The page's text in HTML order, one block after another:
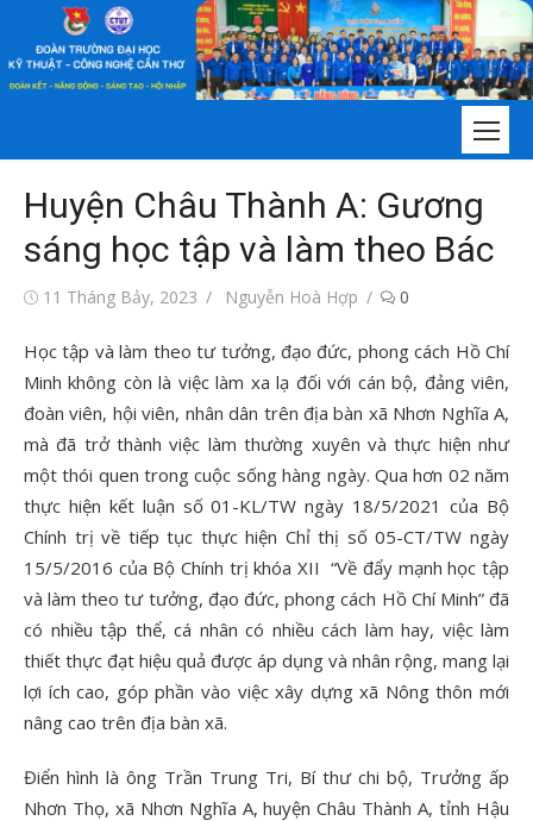
nội
Huyện Châu Thành A: Gương
sáng học tập và làm theo Bác
Đăng11 Tháng Bảy, 2023
Tác
Nguyễn Hoà Hợp 0
Học tập và làm theo tư tưởng, đạo đức, phong cách Hồ Chí
Minh không còn là việc làm xa lạ đối với cán bộ, đảng viên,
đoàn viên, hội viên, nhân dân trên địa bàn xã Nhơn Nghĩa A,
mà đã trở thành việc làm thường xuyên và thực hiện như
một thói quen trong cuộc sống hàng ngày. Qua hơn 02 năm
thực hiện kết luận số 01-KL/TW ngày 18/5/2021 của Bộ
Chính trị về tiếp tục thực hiện Chỉ thị số 05-CT/TW ngày
15/5/2016 của Bộ Chính trị khóa XII “Về đẩy mạnh học tập
và làm theo tư tưởng, đạo đức, phong cách Hồ Chí Minh” đã
có nhiều tập thể, cá nhân có nhiều cách làm hay, việc làm
thiết thực đạt hiệu quả được áp dụng và nhân rộng, mang lại
lợi ích cao, góp phần vào việc xây dựng xã Nông thôn mới
nâng cao trên địa bàn xã.
Điển hình là ông Trần Trung Tri, Bí thư chi bộ, Trưởng ấp
Nhơn Thọ, xã Nhơn Nghĩa A, huyện Châu Thành A, tỉnh Hậu